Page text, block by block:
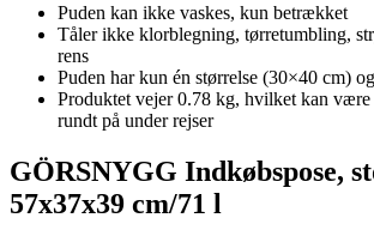
Puden kan ikke vaskes, kun betrækket
Tåler ikke klorblegning, tørretumbling,
rens
Puden har kun én størrelse (30×40 cm)
Produktet vejer 0.78 kg, hvilket kan
rundt på under rejser
GÖRSNYGG Indkøbspose,
57x37x39 cm/71 l